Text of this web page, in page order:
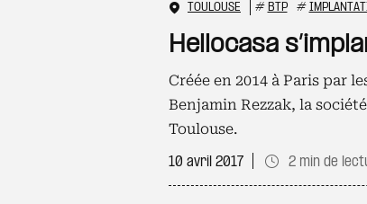
TOULOUSE # BTP #
Hellocasa
Créée en 2014 à Paris par
Benjamin Rezzak, la
Toulouse.
10 avril 2017 2 min de